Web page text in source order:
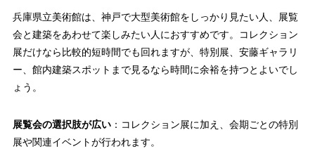
兵庫県立美術館は、神戸で大型美術館をしっかり見たい人、展覧
会と建築をあわせて楽しみたい人におすすめです。コレクション
展だけなら比較的短時間でも回れますが、特別展、安藤ギャラリ
ー、館内建築スポットまで見るなら時間に余裕を持つとよいでし
ょう。
展覧会の選択肢が広い：コレクション展に加え、会期ごとの特別
展や関連イベントが行われます。